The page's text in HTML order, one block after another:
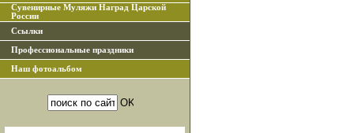
Сувенирные Муляжи Наград Царской
России
Ссылки
Профессиональные праздники
Наш фотоальбом